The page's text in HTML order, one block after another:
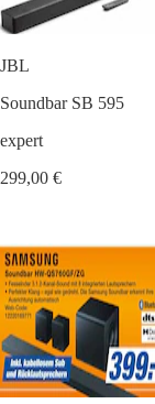
JBL
Soundbar SB 595
expert
299,00 €